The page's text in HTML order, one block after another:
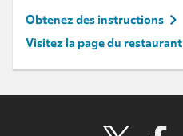
Obtenez des instructions
Visitez la page du restaurant